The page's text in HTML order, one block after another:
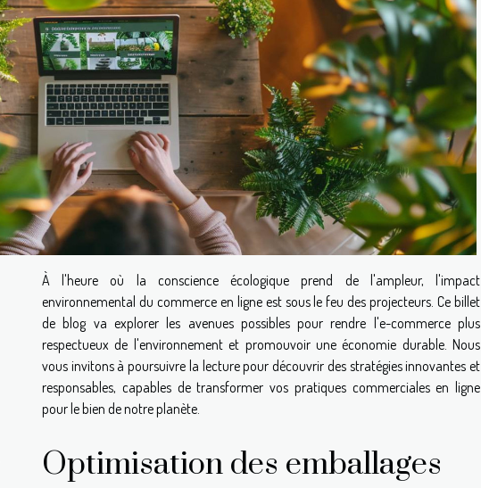
À l'heure où la conscience écologique prend de l'ampleur, l'impact
environnemental du commerce en ligne est sous le feu des projecteurs. Ce billet
de blog va explorer les avenues possibles pour rendre l'e-commerce plus
respectueux de l'environnement et promouvoir une économie durable. Nous
vous invitons à poursuivre la lecture pour découvrir des stratégies innovantes et
responsables, capables de transformer vos pratiques commerciales en ligne
pour le bien de notre planète.
Optimisation des emballages